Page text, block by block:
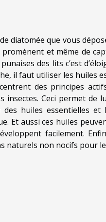
diatomée que vous
et même de
des lits c’est
il faut utiliser les huiles
des principes
Ceci permet de
huiles essentielles et
Et aussi ces huiles
facilement.
naturels non nocifs pour